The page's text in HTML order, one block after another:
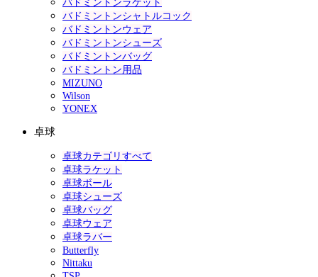
バドミントンラケット
バドミントンシャトルコック
バドミントンウェア
バドミントンシューズ
バドミントンバッグ
バドミントン用品
MIZUNO
Wilson
YONEX
卓球
卓球カテゴリすべて
卓球ラケット
卓球ボール
卓球シューズ
卓球バッグ
卓球ウェア
卓球ラバー
Butterfly
Nittaku